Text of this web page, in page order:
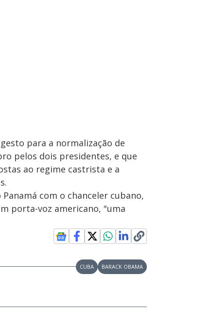
para a normalização de
pelos dois presidentes, e que
ao regime castrista e a
com o chanceler cubano,
porta-voz americano, "uma
CUBA BARACK OBAMA